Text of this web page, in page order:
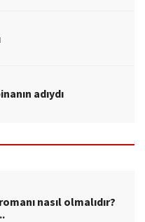
adıydı
nasıl olmalıdır?